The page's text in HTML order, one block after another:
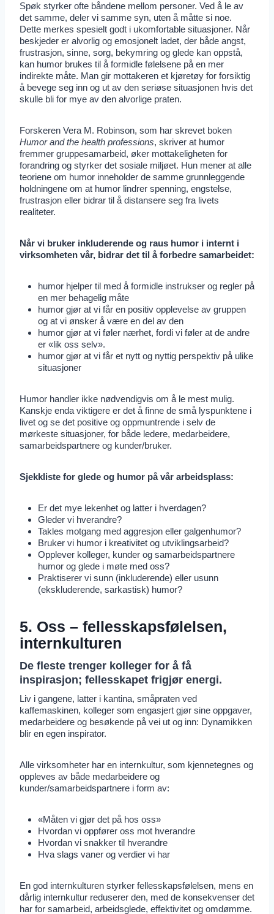
Spøk styrker ofte båndene mellom personer. Ved å le av
det samme, deler vi samme syn, uten å måtte si noe.
Dette merkes spesielt godt i ukomfortable situasjoner. Når
beskjeder er alvorlig og emosjonelt ladet, der både angst,
frustrasjon, sinne, sorg, bekymring og glede kan oppstå,
kan humor brukes til å formidle følelsene på en mer
indirekte måte. Man gir mottakeren et kjøretøy for forsiktig
å bevege seg inn og ut av den seriøse situasjonen hvis det
skulle bli for mye av den alvorlige praten.
Forskeren Vera M. Robinson, som har skrevet boken
Humor and the health professions, skriver at humor
fremmer gruppesamarbeid, øker mottakeligheten for
forandring og styrker det sosiale miljøet. Hun mener at alle
teoriene om humor inneholder de samme grunnleggende
holdningene om at humor lindrer spenning, engstelse,
frustrasjon eller bidrar til å distansere seg fra livets
realiteter.
Når vi bruker inkluderende og raus humor i internt i
virksomheten vår, bidrar det til å forbedre samarbeidet:
humor hjelper til med å formidle instrukser og regler på
en mer behagelig måte
humor gjør at vi får en positiv opplevelse av gruppen
og at vi ønsker å være en del av den
humor gjør at vi føler nærhet, fordi vi føler at de andre
er «lik oss selv».
humor gjør at vi får et nytt og nyttig perspektiv på ulike
situasjoner
Humor handler ikke nødvendigvis om å le mest mulig.
Kanskje enda viktigere er det å finne de små lyspunktene i
livet og se det positive og oppmuntrende i selv de
mørkeste situasjoner, for både ledere, medarbeidere,
samarbeidspartnere og kunder/bruker.
Sjekkliste for glede og humor på vår arbeidsplass:
Er det mye lekenhet og latter i hverdagen?
Gleder vi hverandre?
Takles motgang med aggresjon eller galgenhumor?
Bruker vi humor i kreativitet og utviklingsarbeid?
Opplever kolleger, kunder og samarbeidspartnere
humor og glede i møte med oss?
Praktiserer vi sunn (inkluderende) eller usunn
(ekskluderende, sarkastisk) humor?
5. Oss – fellesskapsfølelsen,
internkulturen
De fleste trenger kolleger for å få
inspirasjon; fellesskapet frigjør energi.
Liv i gangene, latter i kantina, småpraten ved
kaffemaskinen, kolleger som engasjert gjør sine oppgaver,
medarbeidere og besøkende på vei ut og inn: Dynamikken
blir en egen inspirator.
Alle virksomheter har en internkultur, som kjennetegnes og
oppleves av både medarbeidere og
kunder/samarbeidspartnere i form av:
«Måten vi gjør det på hos oss»
Hvordan vi oppfører oss mot hverandre
Hvordan vi snakker til hverandre
Hva slags vaner og verdier vi har
En god internkulturen styrker fellesskapsfølelsen, mens en
dårlig internkultur reduserer den, med de konsekvenser det
har for samarbeid, arbeidsglede, effektivitet og omdømme.